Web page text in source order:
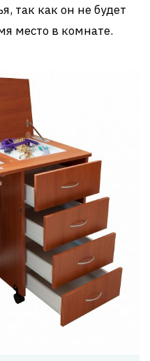
так как он не будет
место в комнате.